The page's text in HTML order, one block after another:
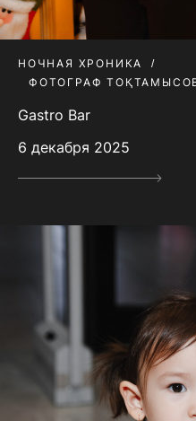
НОЧНАЯ ХРОНИКА
ФОТОГРАФ
Gastro Bar
6 декабря 2025